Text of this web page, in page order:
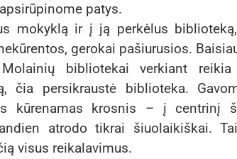
patys.
mokyklą ir į ją perkėlus
gerokai pašiurusios.
Molainių bibliotekai verkiant
čia persikraustė biblioteka.
kūrenamas krosnis – į centrinį
atrodo tikrai šiuolaikiškai.
visus reikalavimus.